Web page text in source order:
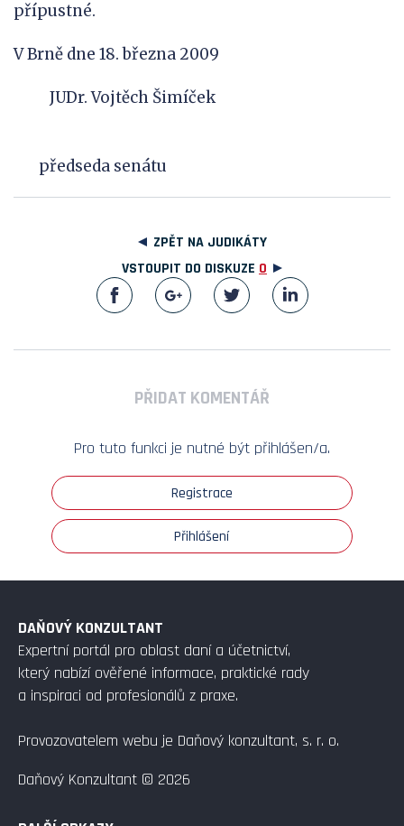
přípustné.
V Brně dne 18. března 2009
JUDr. Vojtěch Šimíček
předseda senátu
ZPĚT NA JUDIKÁTY
VSTOUPIT DO DISKUZE 0
PŘIDAT KOMENTÁŘ
Pro tuto funkci je nutné být přihlášen/a.
Registrace
Přihlášení
DAŇOVÝ KONZULTANT
Expertní portál pro oblast daní a účetnictví,
který nabízí ověřené informace, praktické rady
a inspiraci od profesionálů z praxe.
Provozovatelem webu je Daňový konzultant, s. r. o.
Daňový Konzultant © 2026